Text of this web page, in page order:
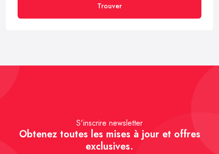
Trouver
S'inscrire newsletter
Obtenez toutes les mises à jour et offres
exclusives.